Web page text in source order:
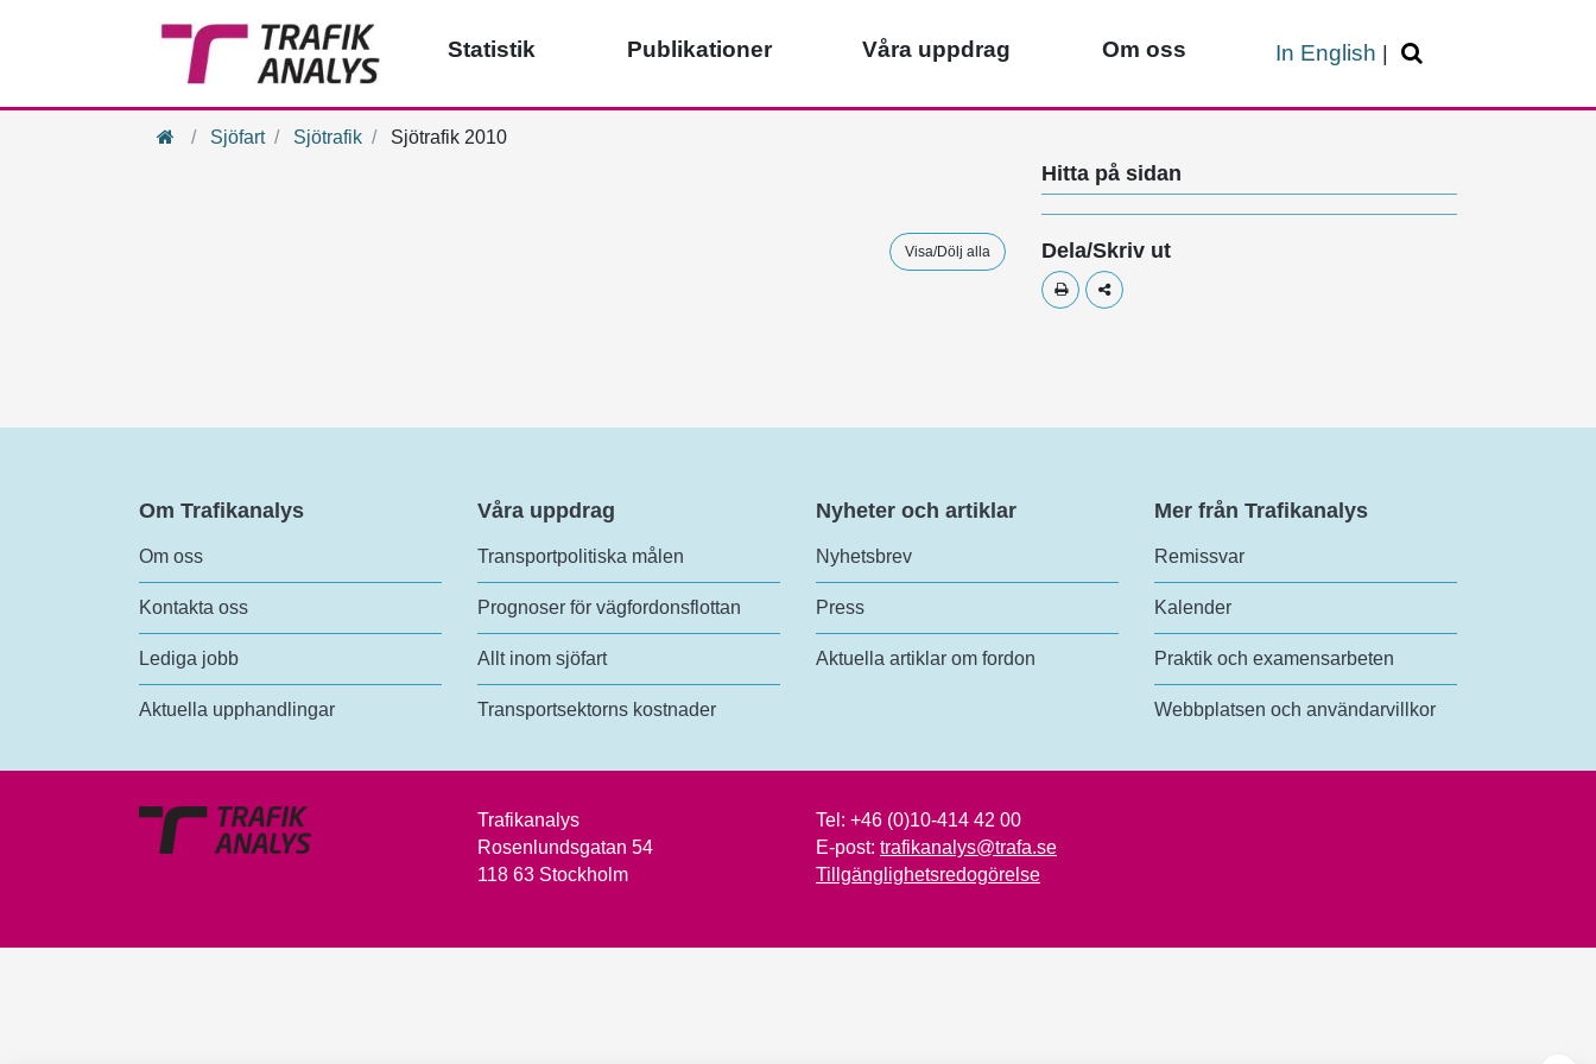
Statistik Publikationer Våra uppdrag Om oss In English
HemSjöfart Sjötrafik Sjötrafik 2010
Visa/Dölj alla
Hitta på sidan
Dela/Skriv ut
Skriv utDela
Om Trafikanalys
Om oss
Kontakta oss
Lediga jobb
Aktuella upphandlingar
Våra uppdrag
Transportpolitiska målen
Prognoser för vägfordonsflottan
Allt inom sjöfart
Transportsektorns kostnader
Nyheter och artiklar
Nyhetsbrev
Press
Aktuella artiklar om fordon
Mer från Trafikanalys
Remissvar
Kalender
Praktik och examensarbeten
Webbplatsen och användarvillkor
Trafikanalys
Rosenlundsgatan 54
118 63 Stockholm
Tel: +46 (0)10-414 42 00
E-post: trafikanalys@trafa.se
Tillgänglighetsredogörelse